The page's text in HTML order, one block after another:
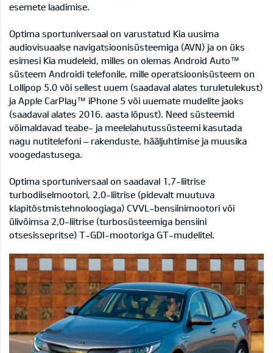
esemete laadimise.
Optima sportuniversaal on varustatud Kia uusima
audiovisuaalse navigatsioonisüsteemiga (AVN) ja on üks
esimesi Kia mudeleid, milles on olemas Android Auto™
süsteem Androidi telefonile, mille operatsioonisüsteem on
Lollipop 5.0 või sellest uuem (saadaval alates turuletulekust)
ja Apple CarPlay™ iPhone 5 või uuemate mudelite jaoks
(saadaval alates 2016. aasta lõpust). Need süsteemid
võimaldavad teabe- ja meelelahutussüsteemi kasutada
nagu nutitelefoni – rakenduste, hääljuhtimise ja muusika
voogedastusega.
Optima sportuniversaal on saadaval 1,7-liitrise
turbodiiselmootori, 2,0-liitrise (pidevalt muutuva
klapitõstmistehnoloogiaga) CVVL-bensiinimootori või
ülivõimsa 2,0-liitrise (turbosüsteemiga bensiini
otsesissepritse) T-GDI-mootoriga GT-mudelitel.